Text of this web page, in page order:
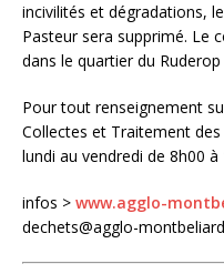
incivilités et dégradations,
Pasteur sera supprimé. Le
dans le quartier du
Pour tout renseignement
Collectes et Traitement
lundi au vendredi de 8h00
infos > www.agglo-
dechets@agglo-